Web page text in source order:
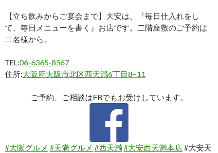
【立ち飲みからご宴会まで】大安は、『毎日仕入れをし
て、毎日メニューを書く』お店です。二階座敷のご予約は
二名様から。
TEL:06-6365-8567
住所:大阪府大阪市北区西天満6丁目8−11
ご予約、ご相談はFBでもお受けしています。
#大阪グルメ #天満グルメ #西天満#大安西天満本店#大安天